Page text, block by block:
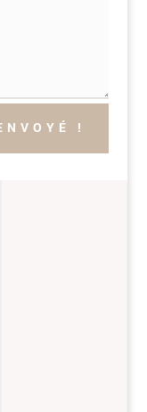
!